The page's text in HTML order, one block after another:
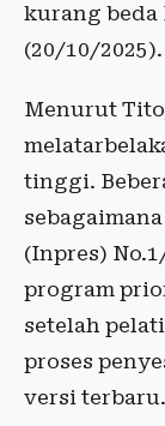
kurang beda
(20/10/2025).
Menurut
tinggi.
(Inpres)
program
setelah
proses
versi terbaru.